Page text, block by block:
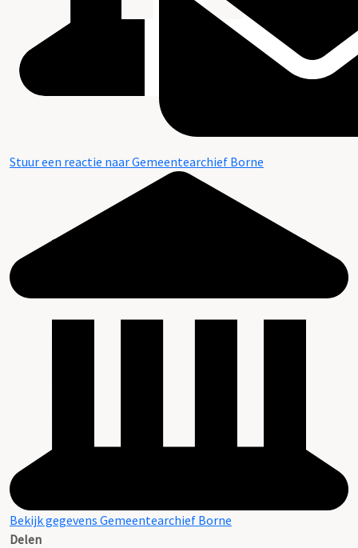
Stuur een reactie naar Gemeentearchief Borne
Bekijk gegevens Gemeentearchief Borne
Delen